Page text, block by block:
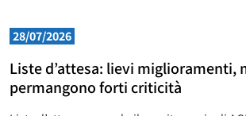
28/07/2026
Liste d’attesa: lievi miglioramenti,
permangono forti criticità